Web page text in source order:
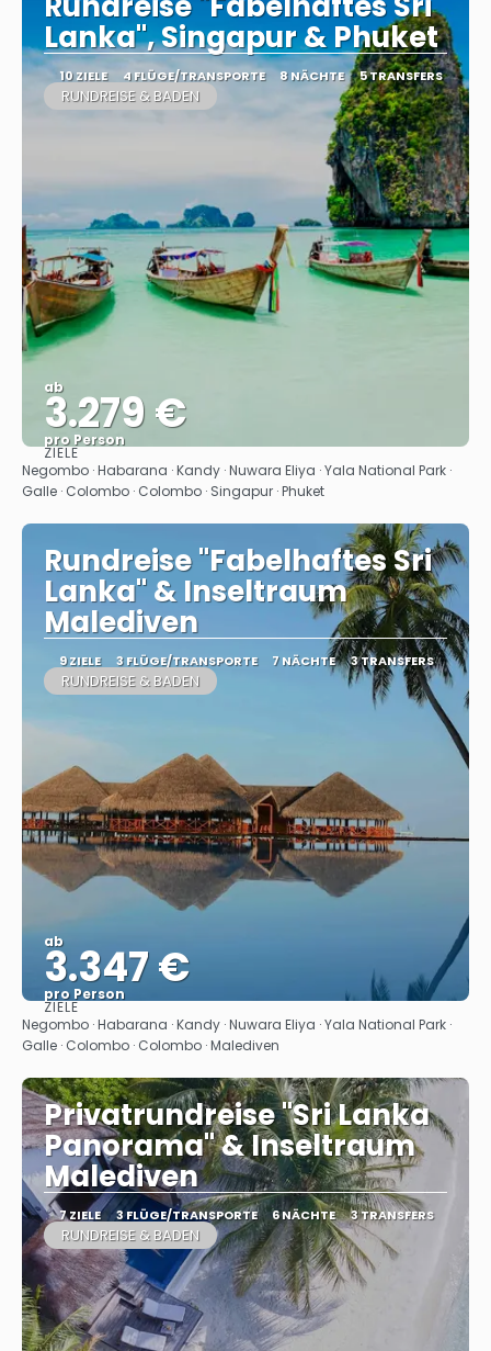
Lanka", Singapur & Phuket
10 ZIELE 4 FLÜGE/TRANSPORTE 8 NÄCHTE 5 TRANSFERS
RUNDREISE & BADEN
ab
3.279 €
pro Person
Sehen
ZIELE
Negombo · Habarana · Kandy · Nuwara Eliya · Yala National Park ·
Galle · Colombo · Colombo · Singapur · Phuket
Rundreise "Fabelhaftes Sri
Lanka" & Inseltraum
Malediven
9 ZIELE 3 FLÜGE/TRANSPORTE 7 NÄCHTE 3 TRANSFERS
RUNDREISE & BADEN
ab
3.347 €
pro Person
Sehen
ZIELE
Negombo · Habarana · Kandy · Nuwara Eliya · Yala National Park ·
Galle · Colombo · Colombo · Malediven
Privatrundreise "Sri Lanka
Panorama" & Inseltraum
Malediven
7 ZIELE 3 FLÜGE/TRANSPORTE 6 NÄCHTE 3 TRANSFERS
RUNDREISE & BADEN